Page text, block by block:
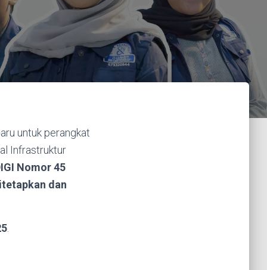
untuk perangkat
Infrastruktur
Nomor 45
dan